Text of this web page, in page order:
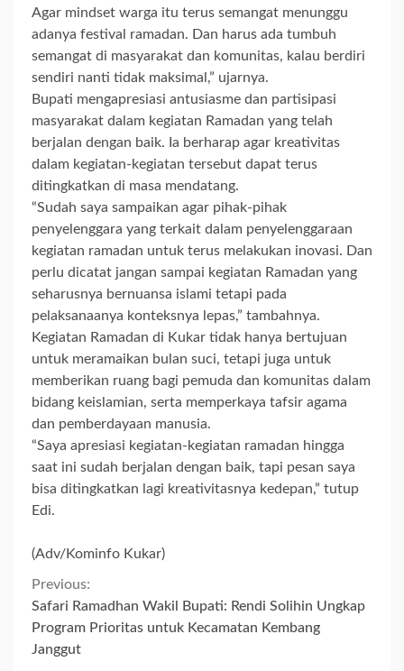
Agar mindset warga itu terus semangat menunggu
adanya festival ramadan. Dan harus ada tumbuh
semangat di masyarakat dan komunitas, kalau berdiri
sendiri nanti tidak maksimal,” ujarnya.
Bupati mengapresiasi antusiasme dan partisipasi
masyarakat dalam kegiatan Ramadan yang telah
berjalan dengan baik. Ia berharap agar kreativitas
dalam kegiatan-kegiatan tersebut dapat terus
ditingkatkan di masa mendatang.
“Sudah saya sampaikan agar pihak-pihak
penyelenggara yang terkait dalam penyelenggaraan
kegiatan ramadan untuk terus melakukan inovasi. Dan
perlu dicatat jangan sampai kegiatan Ramadan yang
seharusnya bernuansa islami tetapi pada
pelaksanaanya konteksnya lepas,” tambahnya.
Kegiatan Ramadan di Kukar tidak hanya bertujuan
untuk meramaikan bulan suci, tetapi juga untuk
memberikan ruang bagi pemuda dan komunitas dalam
bidang keislamian, serta memperkaya tafsir agama
dan pemberdayaan manusia.
“Saya apresiasi kegiatan-kegiatan ramadan hingga
saat ini sudah berjalan dengan baik, tapi pesan saya
bisa ditingkatkan lagi kreativitasnya kedepan,” tutup
Edi.
(Adv/Kominfo Kukar)
Continue
Reading
Previous:
Safari Ramadhan Wakil Bupati: Rendi Solihin Ungkap
Program Prioritas untuk Kecamatan Kembang
Janggut